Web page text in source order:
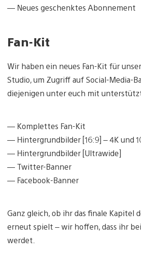
— Neues geschenktes Abonnement
Fan-Kit
Wir haben ein neues Fan-Kit für
Studio, um Zugriff auf Social-Media-
diejenigen unter euch mit
— Komplettes Fan-Kit
— Hintergrundbilder [16:9] – 4K und
— Hintergrundbilder [Ultrawide]
— Twitter-Banner
— Facebook-Banner
Ganz gleich, ob ihr das finale Kapitel
erneut spielt – wir hoffen, dass ihr
werdet.